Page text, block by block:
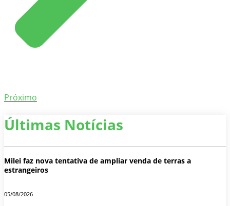
Próximo
Últimas Notícias
Milei faz nova tentativa de ampliar venda de terras a
estrangeiros
05/08/2026